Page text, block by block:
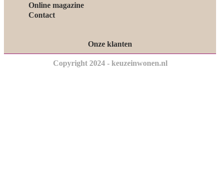
Online magazine
Contact
Onze klanten
Copyright 2024 - keuzeinwonen.nl